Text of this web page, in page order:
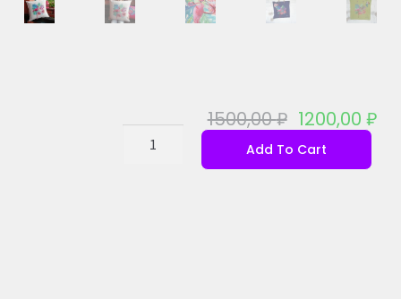
1500,00₽ 1200,00₽
Add To Cart